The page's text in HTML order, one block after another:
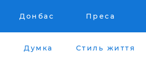
Донбас Преса
Думка Стиль життя